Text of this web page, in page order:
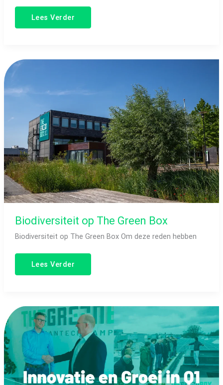
Lees Verder
Biodiversiteit op The Green Box
Biodiversiteit op The Green Box Om deze reden hebben
Biodiversiteit
Lees Verder
Nieuws:
Nieuwe
CEO,
18.000
Zonnepanelen
HBE
Certificaten